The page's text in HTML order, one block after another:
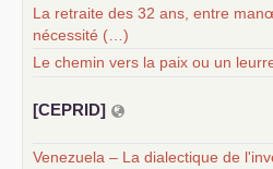
La retraite des 32 ans, entre
nécessité (…)
Le chemin vers la paix ou un
[CEPRID]
Venezuela – La dialectique de